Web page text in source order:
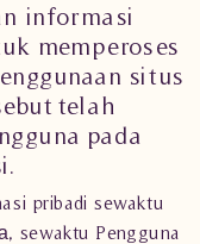
informasi
memperoses
situs
telah
pada
pribadi sewaktu
, sewaktu Pengguna